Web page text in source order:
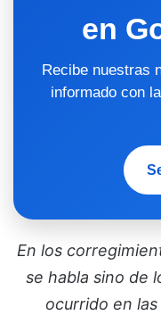
en
Recibe nuestras
informado con
En los
se habla sino de
ocurrido en